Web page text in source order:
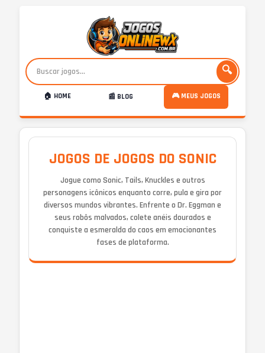
🔍
🏠 HOME 📰 BLOG 🎮 MEUS JOGOS
JOGOS DE JOGOS DO SONIC
Jogue como Sonic, Tails, Knuckles e outros
personagens icônicos enquanto corre, pula e gira por
diversos mundos vibrantes. Enfrente o Dr. Eggman e
seus robôs malvados, colete anéis dourados e
conquiste a esmeralda do caos em emocionantes
fases de plataforma.